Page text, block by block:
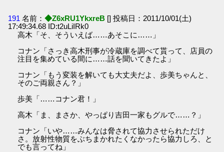
191 名前：◆Z6xRU1YkxreB [] 投稿日：2011/10/01(土)
17:49:34.68 ID:t2uLiIRk0
高木「そ、そういえば……あそこに……」
コナン「さっき高木刑事が冷蔵庫を調べて貰って、店員の
注目を集めている間に……話を聞いてきたよ」
コナン「もう変装を解いても大丈夫だよ、歩美ちゃんと、
そのご両親さん？」
歩美「……コナン君！」
高木「ま、まさか、やっぱり吉田一家もグルで……？」
コナン「いや……みんなは脅されて協力させられただけ
さ。放射性物質をぶちまかれたくなかったら協力しろ、と
でも言ってね」